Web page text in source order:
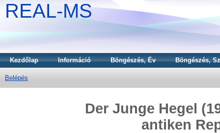
REAL-MS
Kezdőlap Információ Böngészés, Év Böngészés,
Belépés
Der Junge Hegel
antiken